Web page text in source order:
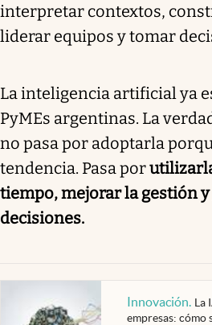
interpretar contextos,
liderar equipos y tomar
La inteligencia artificial ya
PyMEs argentinas. La
no pasa por adoptarla
tendencia. Pasa por
tiempo, mejorar la gestión
decisiones.
Innovación. La
empresas: cómo